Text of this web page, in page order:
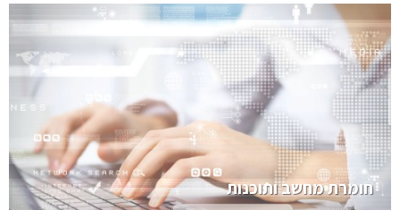
חומרת מחשב ותוכנות